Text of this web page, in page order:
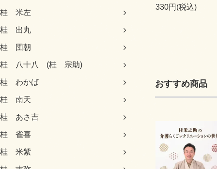
桂 米左
桂 出丸
桂 団朝
桂 八十八 (桂 宗助)
桂 わかば
桂 南天
桂 あさ吉
桂 雀喜
桂 米紫
330円(税込)
おすすめ商品